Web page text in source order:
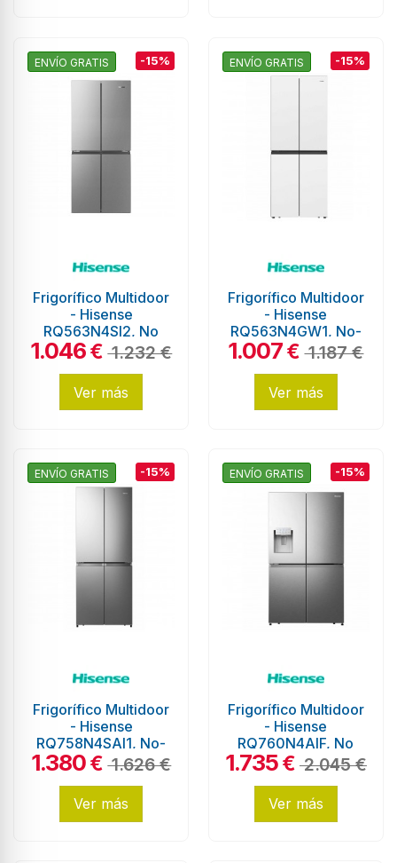
ENVÍO GRATIS -15%
Frigorífico Multidoor
- Hisense
RQ563N4SI2, No
Frost, 1.81 metros,
1.046€ 1.232 €
Ver más
ENVÍO GRATIS -15%
Frigorífico Multidoor
- Hisense
RQ563N4GW1, No-
Frost, 454 litros,
1.007€ 1.187 €
Ver más
ENVÍO GRATIS -15%
Frigorífico Multidoor
- Hisense
RQ758N4SAI1, No-
Frost, Eficiencia F,
Inox
1.380€ 1.626 €
Ver más
ENVÍO GRATIS -15%
Frigorífico Multidoor
- Hisense
RQ760N4AIF, No
Frost, 1.78 metros,
Inox
1.735€ 2.045 €
Ver más